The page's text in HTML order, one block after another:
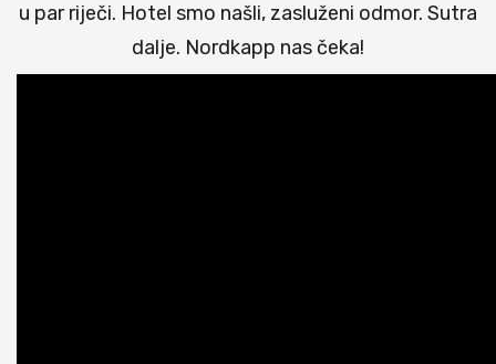
u par riječi. Hotel smo našli, zasluženi odmor. Sutra
dalje. Nordkapp nas čeka!